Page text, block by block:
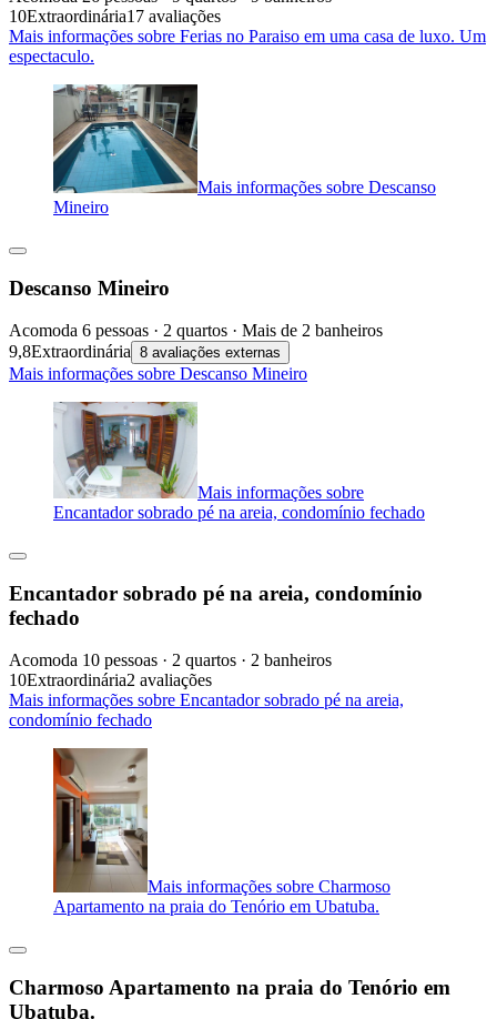
10Extraordinária17 avaliações
Mais informações sobre Ferias no Paraiso em uma casa de luxo. Um
espectaculo.
Mais informações sobre Descanso
Mineiro
Descanso Mineiro
Acomoda 6 pessoas · 2 quartos · Mais de 2 banheiros
9,8Extraordinária 8 avaliações externas
Mais informações sobre Descanso Mineiro
Mais informações sobre
Encantador sobrado pé na areia, condomínio fechado
Encantador sobrado pé na areia, condomínio
fechado
Acomoda 10 pessoas · 2 quartos · 2 banheiros
10Extraordinária2 avaliações
Mais informações sobre Encantador sobrado pé na areia,
condomínio fechado
Mais informações sobre Charmoso
Apartamento na praia do Tenório em Ubatuba.
Charmoso Apartamento na praia do Tenório em
Ubatuba.